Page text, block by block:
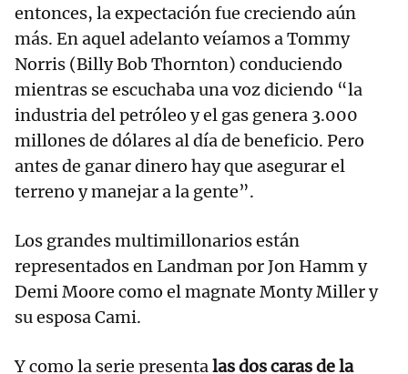
entonces, la expectación fue creciendo aún
más. En aquel adelanto veíamos a Tommy
Norris (Billy Bob Thornton) conduciendo
mientras se escuchaba una voz diciendo “la
industria del petróleo y el gas genera 3.000
millones de dólares al día de beneficio. Pero
antes de ganar dinero hay que asegurar el
terreno y manejar a la gente”.
Los grandes multimillonarios están
representados en Landman por Jon Hamm y
Demi Moore como el magnate Monty Miller y
su esposa Cami.
Y como la serie presentalas dos caras de la